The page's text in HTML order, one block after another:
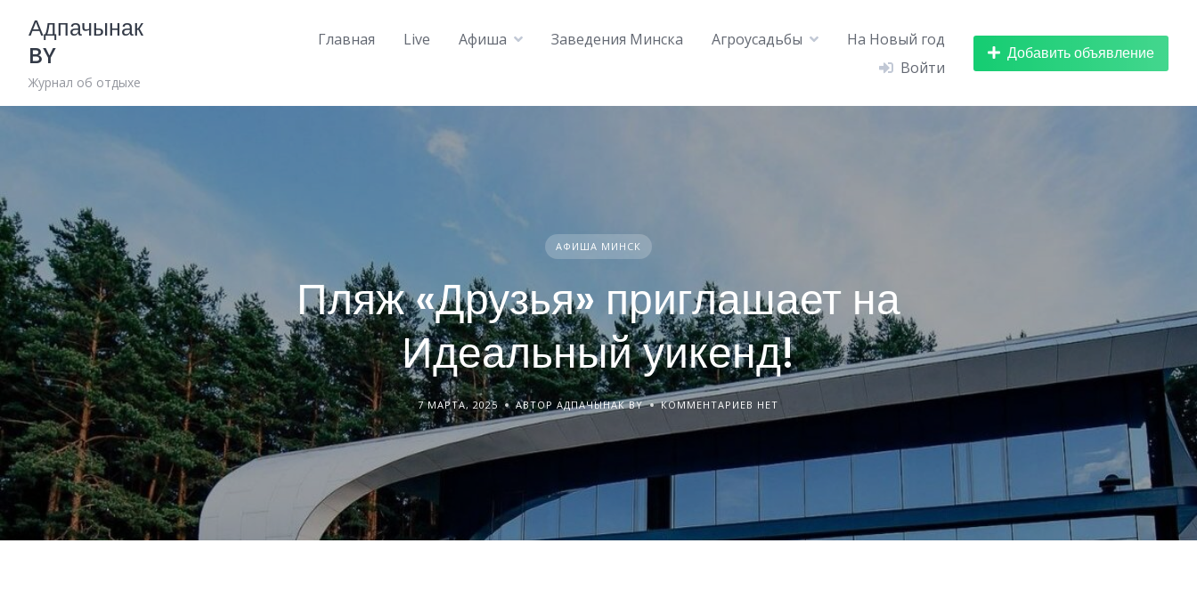
content
Адпачынак
BY
Журнал об отдыхе
Главная Live Афиша Заведения Минска Агроусадьбы
На Новый год
Войти
Добавить объявление
АФИША МИНСК
Пляж «Друзья» приглашает на
Идеальный уикенд!
7 МАРТА, 2025 АВТОР АДПАЧЫНАК BY КОММЕНТАРИЕВ НЕТ